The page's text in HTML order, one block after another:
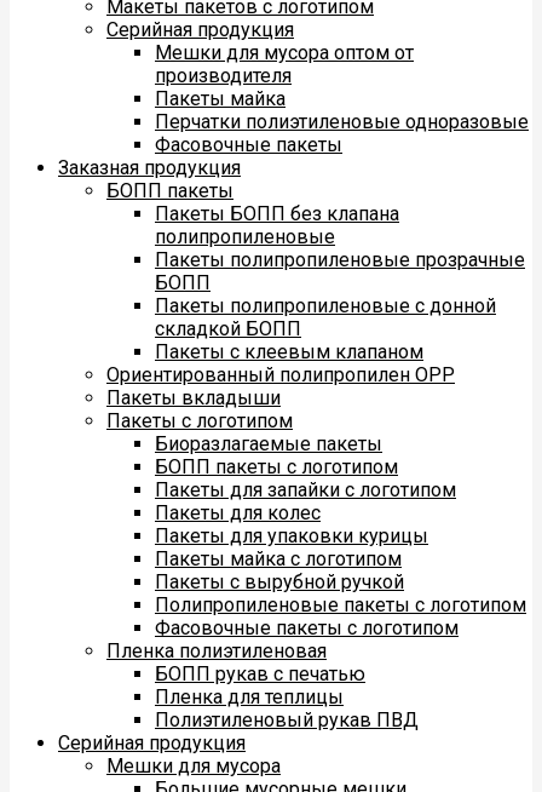
Макеты пакетов с логотипом
Серийная продукция
Мешки для мусора оптом от
производителя
Пакеты майка
Перчатки полиэтиленовые одноразовые
Фасовочные пакеты
Заказная продукция
БОПП пакеты
Пакеты БОПП без клапана
полипропиленовые
Пакеты полипропиленовые прозрачные
БОПП
Пакеты полипропиленовые с донной
складкой БОПП
Пакеты с клеевым клапаном
Ориентированный полипропилен ОРР
Пакеты вкладыши
Пакеты с логотипом
Биоразлагаемые пакеты
БОПП пакеты с логотипом
Пакеты для запайки с логотипом
Пакеты для колес
Пакеты для упаковки курицы
Пакеты майка с логотипом
Пакеты с вырубной ручкой
Полипропиленовые пакеты с логотипом
Фасовочные пакеты с логотипом
Пленка полиэтиленовая
БОПП рукав с печатью
Пленка для теплицы
Полиэтиленовый рукав ПВД
Серийная продукция
Мешки для мусора